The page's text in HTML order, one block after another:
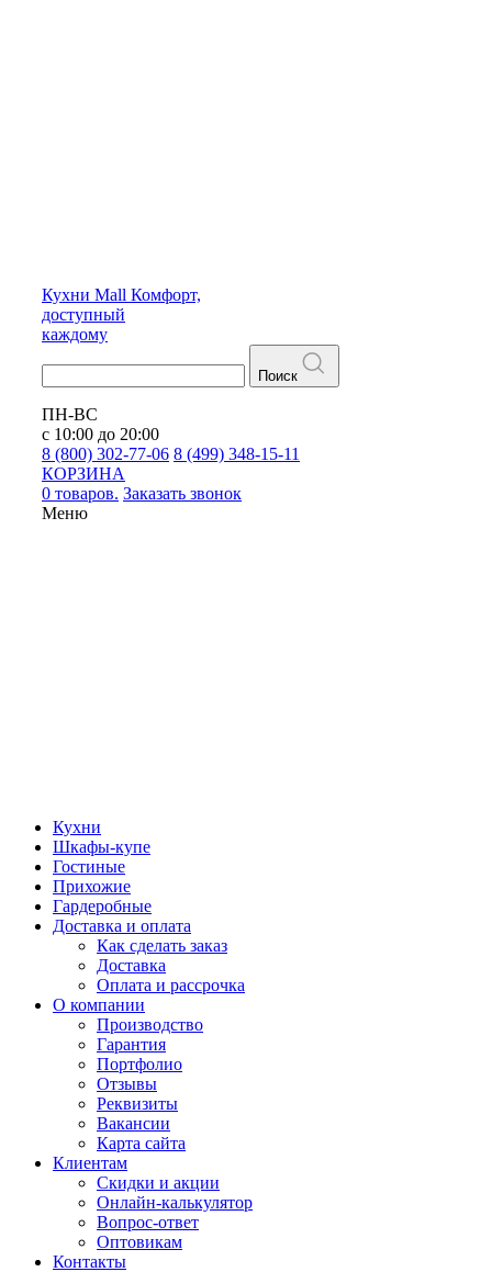
Кухни Mall Комфорт,
доступный
каждому
Поиск
ПН-ВС
с 10:00 до 20:00
8 (800) 302-77-06 8 (499) 348-15-11
КОРЗИНА
0 товаров. Заказать звонок
Меню
Кухни
Шкафы-купе
Гостиные
Прихожие
Гардеробные
Доставка и оплата
Как сделать заказ
Доставка
Оплата и рассрочка
О компании
Производство
Гарантия
Портфолио
Отзывы
Реквизиты
Вакансии
Карта сайта
Клиентам
Скидки и акции
Онлайн-калькулятор
Вопрос-ответ
Оптовикам
Контакты